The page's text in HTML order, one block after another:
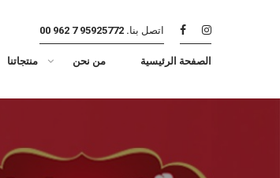
اتصل بنا. 95925772 7 962 00
منتجاتنا من نحن الصفحة الرئيسية